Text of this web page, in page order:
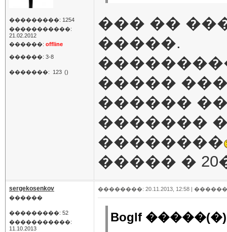
���������: 1254
�����������:
21.02.2012
������: offline
������: 3-8
�������: 123 ()
��� ��
�����.
�����
������
�������
��������
����� �
sergekosenkov
������
���������: 52
�����������:
11.10.2013
��������: 20.11.2013, 12:58 |
Boglf